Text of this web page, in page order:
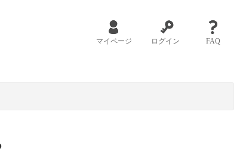
マイページ ログイン FAQ